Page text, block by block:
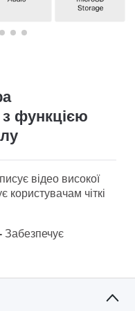
функцією
відео високої
користувачам чіткі
Забезпечує
об'єкти